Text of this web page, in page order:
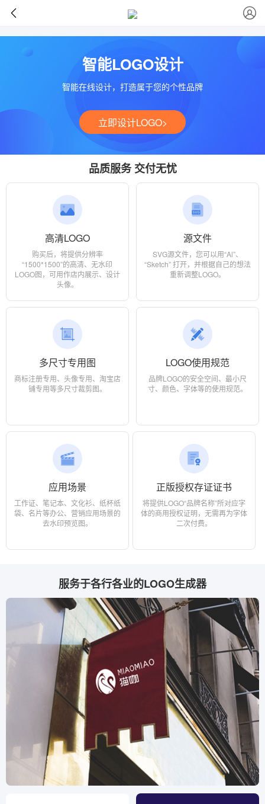
智能LOGO设计
智能在线设计，打造属于您的个性品牌
立即设计LOGO>
品质服务 交付无忧
高清LOGO
购买后，将提供分辨率
“1500*1500”的高清、无水印
LOGO图，可用作店内展示、设计
头像。
源文件
SVG源文件，您可以用“Al”、
“Sketch” 打开，并根据自己的想法
重新调整LOGO。
多尺寸专用图
商标注册专用、头像专用、淘宝店
铺专用等多尺寸裁剪图。
LOGO使用规范
品牌LOGO的安全空间、最小尺
寸、颜色、字体等的使用规范。
应用场景
工作证、笔记本、文化衫、纸杯纸
袋、名片等办公、营销应用场景的
去水印预览图。
正版授权存证证书
将提供LOGO“品牌名称”所对应字
体的商用授权证明，无需再为字体
二次付费。
服务于各行各业的LOGO生成器